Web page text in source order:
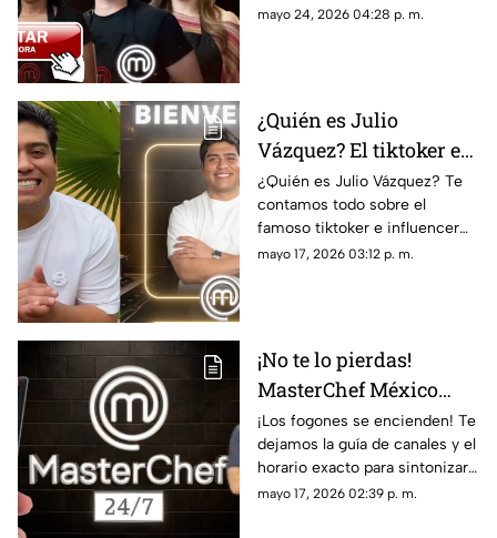
favorito para que dure una
mayo 24, 2026 04:28 p. m.
¿Quién es Julio
Vázquez? El tiktoker es
el primer confirmado
en MasterChef 24/7
¿Quién es Julio Vázquez? Te
contamos todo sobre el
famoso tiktoker e influencer
que se convirtió en el primer
mayo 17, 2026 03:12 p. m.
¡No te lo pierdas!
MasterChef México
2026: A qué hora y
dónde ver HOY el
primer capítulo
¡Los fogones se encienden! Te
dejamos la guía de canales y el
horario exacto para sintonizar
el gran estreno de MasterChef
mayo 17, 2026 02:39 p. m.